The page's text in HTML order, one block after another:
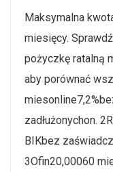
Maksymalna
miesięcy.
pożyczkę ratalną
aby porównać
zadłużonychon.
BIKbez
3Ofin20,00060